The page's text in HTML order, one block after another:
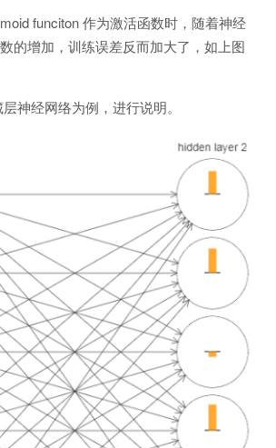
funciton 作为激活函数时，随着神经
的增加，训练误差反而加大了，如上图
神经网络为例，进行说明。